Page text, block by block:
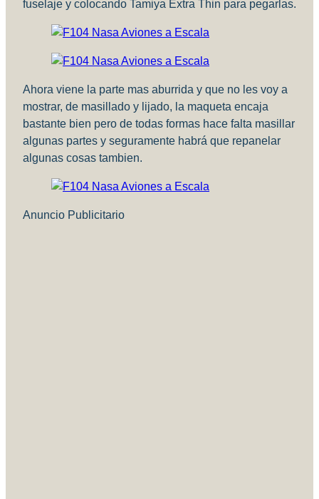
fuselaje y colocando Tamiya Extra Thin para pegarlas.
Ahora viene la parte mas aburrida y que no les voy a
mostrar, de masillado y lijado, la maqueta encaja
bastante bien pero de todas formas hace falta masillar
algunas partes y seguramente habrá que repanelar
algunas cosas tambien.
Anuncio Publicitario